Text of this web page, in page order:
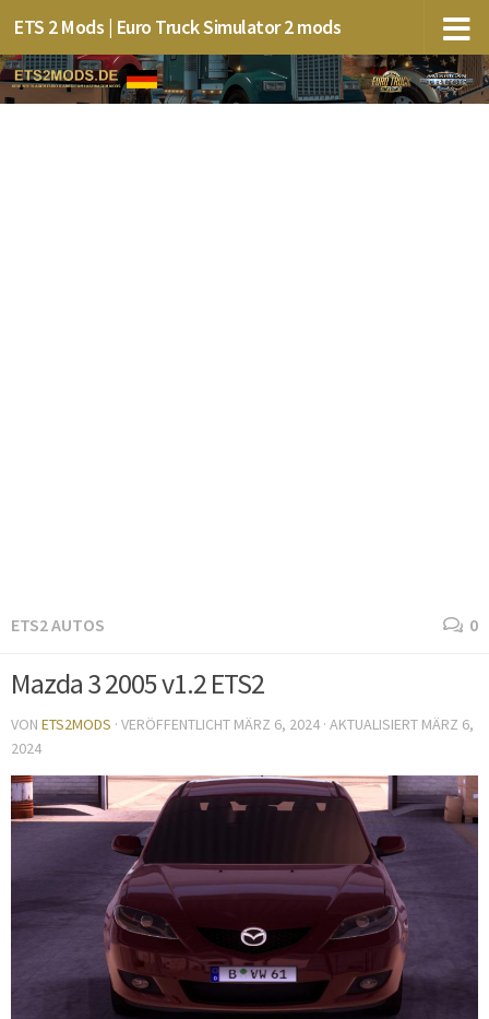
ETS 2 Mods | Euro Truck Simulator 2 mods
ETS2 AUTOS 0
Mazda 3 2005 v1.2 ETS2
VON ETS2MODS · VERÖFFENTLICHT MÄRZ 6, 2024 · AKTUALISIERT MÄRZ 6,
2024